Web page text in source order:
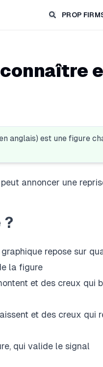
PROP
anglais) est unefigure
peut annoncer une
?
repose sur
la figure
et des creux qui
et des creux qui
qui valide le signal